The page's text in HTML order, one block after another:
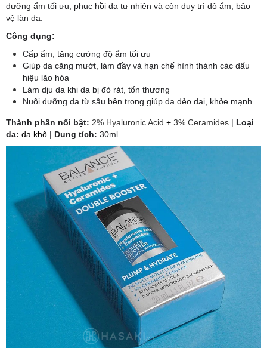
dưỡng ẩm tối ưu, phục hồi da tự nhiên và còn duy trì độ ẩm, bảo
vệ làn da.
Công dụng:
Cấp ẩm, tăng cường độ ẩm tối ưu
Giúp da căng mướt, làm đầy và hạn chế hình thành các dấu
hiệu lão hóa
Làm dịu da khi da bị đỏ rát, tổn thương
Nuôi dưỡng da từ sâu bên trong giúp da dẻo dai, khỏe mạnh
​Thành phần nổi bật: 2% Hyaluronic Acid + 3% Ceramides | Loại
da: da khô | Dung tích: 30ml